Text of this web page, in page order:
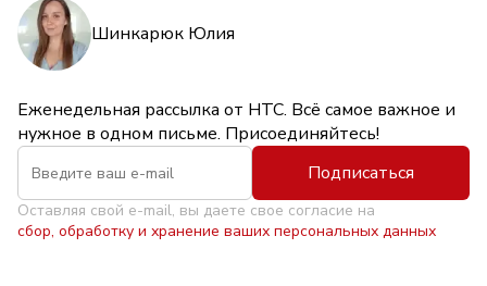
Шинкарюк Юлия
Еженедельная рассылка от НТС. Всё самое важное и
нужное в одном письме. Присоединяйтесь!
Подписаться
Оставляя свой e-mail, вы даете свое согласие на
сбор, обработку и хранение ваших персональных данных